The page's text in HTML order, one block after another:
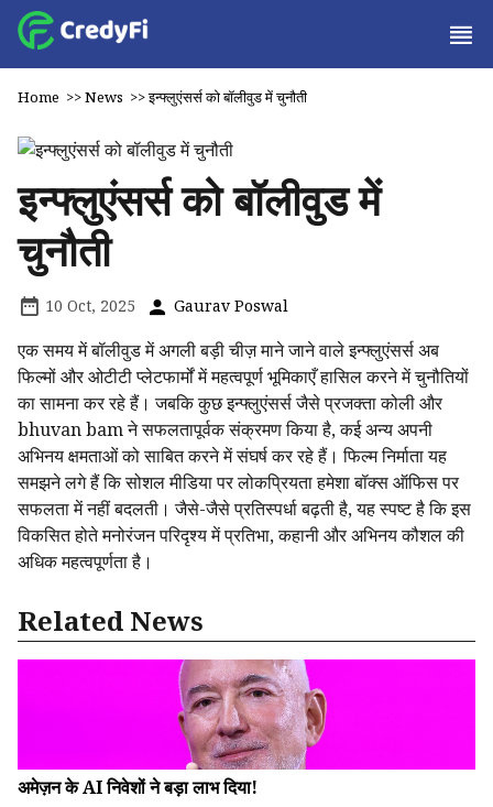
Home >>News >>इन्फ्लुएंसर्स को बॉलीवुड में चुनौती
इन्फ्लुएंसर्स को बॉलीवुड में
चुनौती
10 Oct, 2025 Gaurav Poswal
एक समय में बॉलीवुड में अगली बड़ी चीज़ माने जाने वाले इन्फ्लुएंसर्स अब
फिल्मों और ओटीटी प्लेटफार्मों में महत्वपूर्ण भूमिकाएँ हासिल करने में चुनौतियों
का सामना कर रहे हैं। जबकि कुछ इन्फ्लुएंसर्स जैसे प्रजक्ता कोली और
bhuvan bam ने सफलतापूर्वक संक्रमण किया है, कई अन्य अपनी
अभिनय क्षमताओं को साबित करने में संघर्ष कर रहे हैं। फिल्म निर्माता यह
समझने लगे हैं कि सोशल मीडिया पर लोकप्रियता हमेशा बॉक्स ऑफिस पर
सफलता में नहीं बदलती। जैसे-जैसे प्रतिस्पर्धा बढ़ती है, यह स्पष्ट है कि इस
विकसित होते मनोरंजन परिदृश्य में प्रतिभा, कहानी और अभिनय कौशल की
अधिक महत्वपूर्णता है।
Related News
अमेज़न के AI निवेशों ने बड़ा लाभ दिया!